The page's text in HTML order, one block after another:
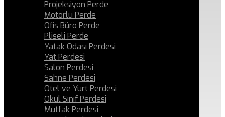
Projeksiyon Perde
Motorlu Perde
Ofis Büro Perde
Pliseli Perde
Yatak Odası Perdesi
Yat Perdesi
Salon Perdesi
Sahne Perdesi
Otel ve Yurt Perdesi
Okul Sınıf Perdesi
Mutfak Perdesi